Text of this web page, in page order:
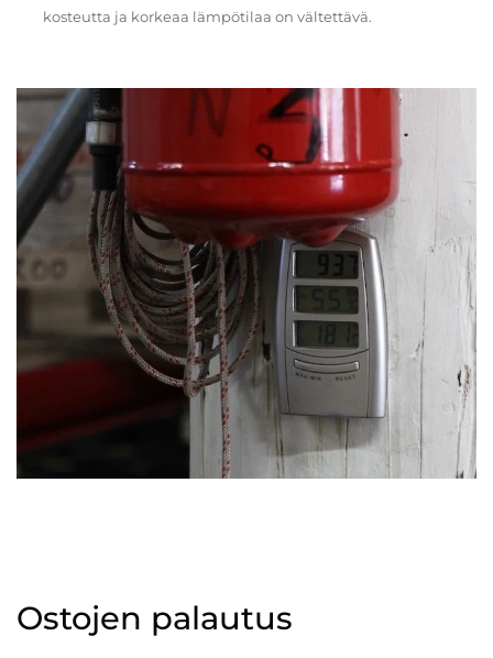
kosteutta ja korkeaa lämpötilaa on vältettävä.
Ostojen palautus